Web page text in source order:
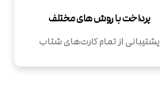
پرداخت با روش های مختلف
پشتیبانی از تمام کارت‌های شتاب